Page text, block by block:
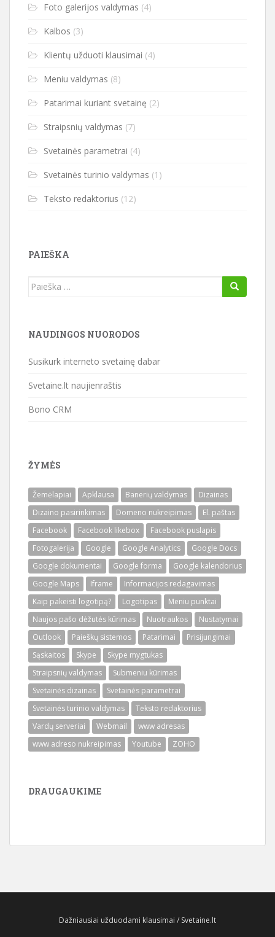
Foto galerijos valdymas (4)
Kalbos (3)
Klientų užduoti klausimai (4)
Meniu valdymas (8)
Patarimai kuriant svetainę (2)
Straipsnių valdymas (7)
Svetainės parametrai (4)
Svetainės turinio valdymas (1)
Teksto redaktorius (12)
PAIEŠKA
Ieškoti:
NAUDINGOS NUORODOS
Susikurk interneto svetainę dabar
Svetaine.lt naujienraštis
Bono CRM
ŽYMĖS
Žemėlapiai Apklausa Banerių valdymas
Dizainas
Dizaino pasirinkimas
Domeno nukreipimas
El. paštas
Facebook
Facebook likebox
Facebook puslapis
Fotogalerija
Google Google Analytics
Google Docs
Google dokumentai
Google forma
Google kalendorius
Google Maps
Iframe
Informacijos redagavimas
Kaip pakeisti logotipą?
Logotipas
Meniu punktai
Naujos pašo dėžutės kūrimas
Nuotraukos
Nustatymai
Outlook
Paieškų sistemos Patarimai
Prisijungimai
Sąskaitos
Skype
Skype mygtukas
Straipsnių valdymas
Submeniu kūrimas
Svetainės dizainas
Svetainės parametrai
Svetainės turinio valdymas
Teksto redaktorius
Vardų serveriai
Webmail
www adresas
www adreso nukreipimas
Youtube ZOHO
DRAUGAUKIME
Dažniausiai užduodami klausimai / Svetaine.lt